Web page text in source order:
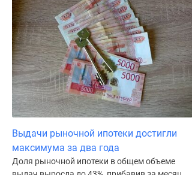
Выдачи рыночной ипотеки достигли
максимума за два года
Доля рыночной ипотеки в общем объеме